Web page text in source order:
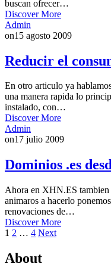
buscan ofrecer…
Discover More
Admin
on15 agosto 2009
Reducir el
En otro articulo ya
una manera rapida lo
instalado, con…
Discover More
Admin
on17 julio 2009
Dominios .es
Ahora en XHN.ES tambien
animaros a hacerlo
renovaciones de…
Discover More
Paginación
de
entradas
1 2 … 4 Next
About